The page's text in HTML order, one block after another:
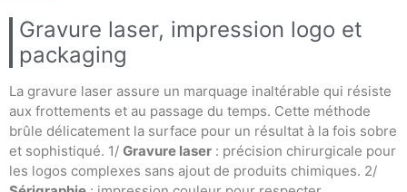
Gravure laser, impression logo et
packaging
La gravure laser assure un marquage inaltérable qui résiste
aux frottements et au passage du temps. Cette méthode
brûle délicatement la surface pour un résultat à la fois sobre
et sophistiqué. 1/ Gravure laser : précision chirurgicale pour
les logos complexes sans ajout de produits chimiques. 2/